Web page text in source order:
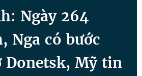
Magazine
Bạn cần biết
Ngày 264
Nga có bước
Donetsk, Mỹ tin